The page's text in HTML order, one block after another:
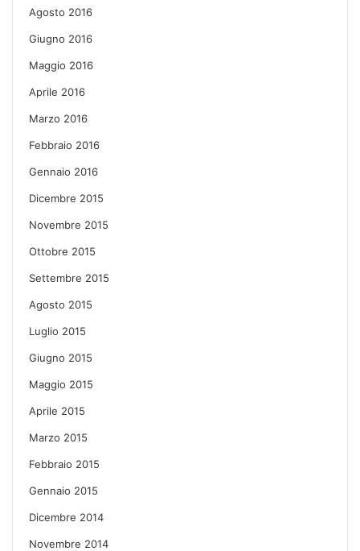
Agosto 2016
Giugno 2016
Maggio 2016
Aprile 2016
Marzo 2016
Febbraio 2016
Gennaio 2016
Dicembre 2015
Novembre 2015
Ottobre 2015
Settembre 2015
Agosto 2015
Luglio 2015
Giugno 2015
Maggio 2015
Aprile 2015
Marzo 2015
Febbraio 2015
Gennaio 2015
Dicembre 2014
Novembre 2014